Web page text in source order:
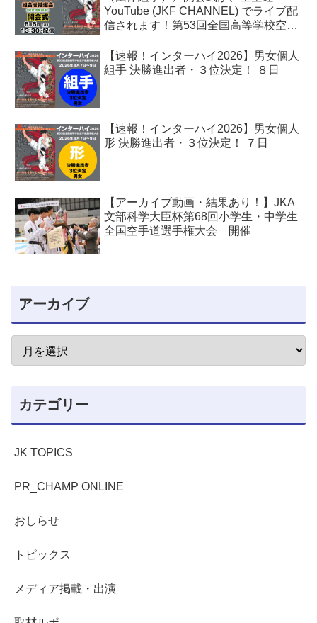
YouTube (JKF CHANNEL) でライブ配
信されます！第53回全国高等学校空手
【速報！インターハイ2026】男女個人
組手 決勝進出者・３位決定！ ８日
【速報！インターハイ2026】男女個人
形 決勝進出者・３位決定！ ７日
【アーカイブ動画・結果あり！】JKA
文部科学大臣杯第68回小学生・中学生
全国空手道選手権大会 開催
アーカイブ
カテゴリー
JK TOPICS
PR_CHAMP ONLINE
おしらせ
トピックス
メディア掲載・出演